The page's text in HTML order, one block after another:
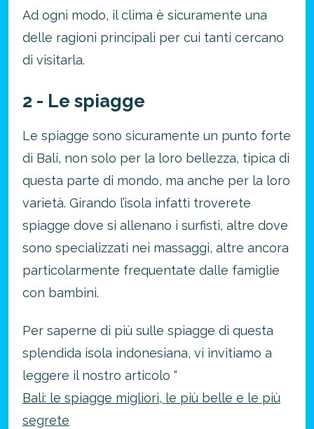
Ad ogni modo, il clima è sicuramente una
delle ragioni principali per cui tanti cercano
di visitarla.
2 - Le spiagge
Le spiagge sono sicuramente un punto forte
di Bali, non solo per la loro bellezza, tipica di
questa parte di mondo, ma anche per la loro
varietà. Girando l’isola infatti troverete
spiagge dove si allenano i surfisti, altre dove
sono specializzati nei massaggi, altre ancora
particolarmente frequentate dalle famiglie
con bambini.
Per saperne di più sulle spiagge di questa
splendida isola indonesiana, vi invitiamo a
leggere il nostro articolo “
Bali: le spiagge migliori, le più belle e le più
segrete